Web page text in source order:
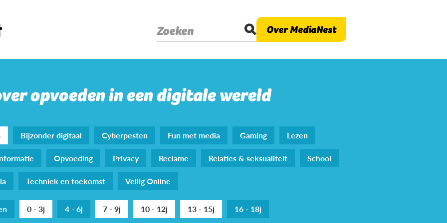
Zoeken Over MediaNest
opvoeden in een digitale wereld
Bijzonder digitaal Cyberpesten Fun met media Gaming
Lezen
Opvoeding Privacy Reclame Relaties & seksualiteit
School
Techniek en toekomst Veilig Online
0 - 3j 4 - 6j 7 - 9j 10 - 12j 13 - 15j 16 - 18j